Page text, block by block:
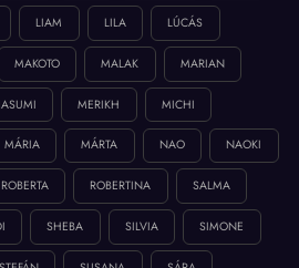
LIAM LILA LÚCÁS
MAKOTO MALAK MARIAN
MERIKH MICHI
MÁRIA MÁRTA NAO NAOKI
ROBERTA ROBERTINA SALMA
SHEBA SILVIA SIMONE